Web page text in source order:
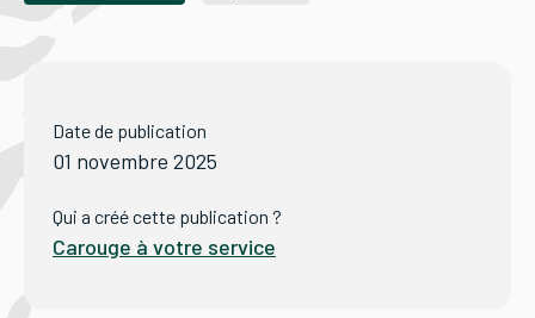
Lieux
Date de publication
01 novembre 2025
Qui a créé cette publication ?
Carouge à votre service